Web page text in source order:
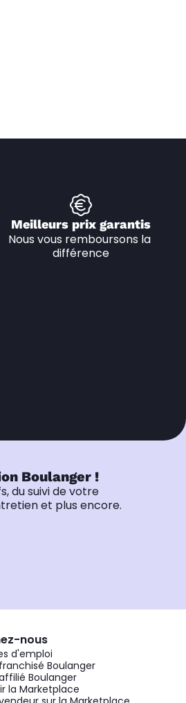
Meilleurs prix garantis
Nous vous remboursons la
différence
Boulanger !
du suivi de votre
et plus encore.
nous
d'emploi
Boulanger
Boulanger
la Marketplace